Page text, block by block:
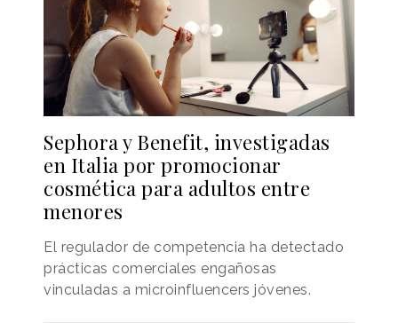
Sephora y Benefit, investigadas
en Italia por promocionar
cosmética para adultos entre
menores
El regulador de competencia ha detectado
prácticas comerciales engañosas
vinculadas a microinfluencers jóvenes.